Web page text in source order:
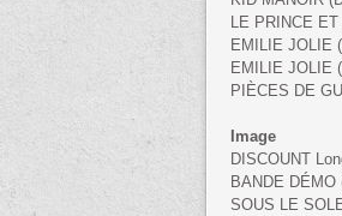
LE PRINCE
EMILIE JOLIE
EMILIE JOLIE
PIÈCES DE
Image
DISCOUNT
BANDE
SOUS LE